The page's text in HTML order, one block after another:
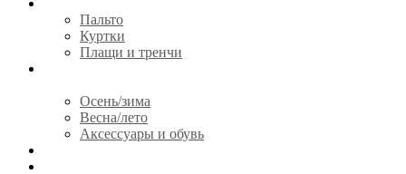
Пальто
Куртки
Плащи и тренчи
Осень/зима
Весна/лето
Аксессуары и обувь